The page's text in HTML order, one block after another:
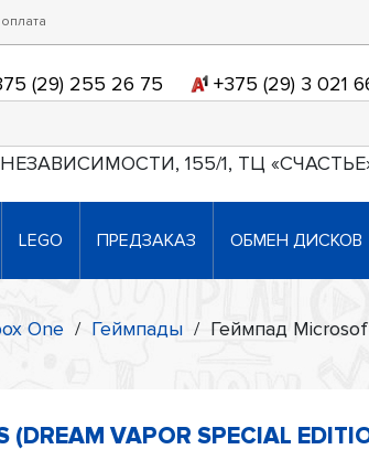
(29) 255 26 75 +375 (29) 3 021
155/1, ТЦ
LEGO ПРЕДЗАКАЗ ОБМЕН ДИСКОВ
One / Геймпады / Геймпад
VAPOR SPECIAL